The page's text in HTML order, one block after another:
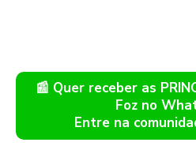
📰 Quer receber as
Foz no
Entre na